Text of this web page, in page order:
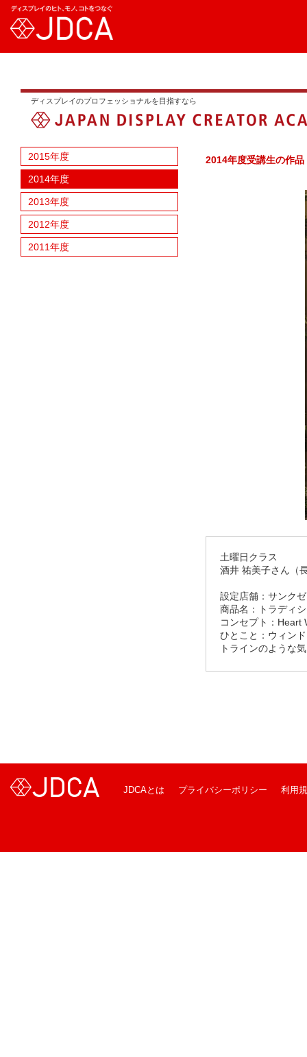
ディスプレイのプロフェッショナルを目指すなら
2015年度
2014年度
2013年度
2012年度
2011年度
2014年度受講生の作品
土曜日クラス
酒井 祐美子さん（
設定店舗：サンク
商品名：トラディ
コンセプト：Heart
ひとこと：ウィン
トラインのような
JDCAとは プライバシーポリシー 利用